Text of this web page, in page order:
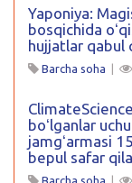
Yaponiya:
bosqichida
hujjatlar qabul
Barcha soha |
boʻlganlar
jamgʻarmasi
bepul safar
Barcha soha |